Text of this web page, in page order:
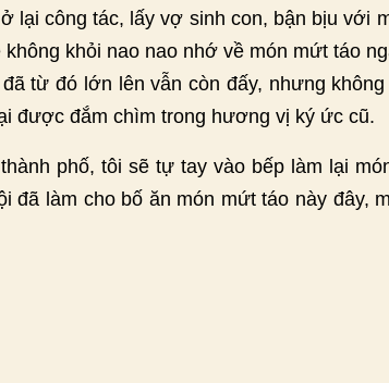
lại công tác, lấy vợ sinh con, bận bịu với
khỏi nao nao nhớ về món mứt táo
từ đó lớn lên vẫn còn đấy, nhưng
được đắm chìm trong hương vị ký ức cũ.
phố, tôi sẽ tự tay vào bếp làm lại
đã làm cho bố ăn món mứt táo này đây,